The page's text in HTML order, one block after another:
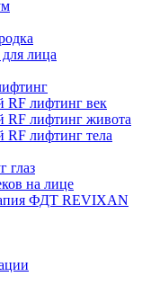
лица
RF лифтинг век
RF лифтинг живота
RF лифтинг тела
глаз
на лице
ФДТ REVIXAN